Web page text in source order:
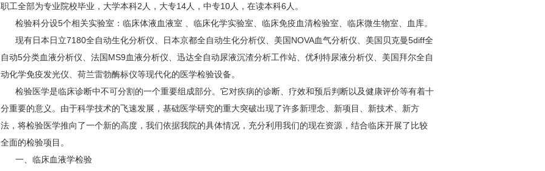
职工全部为专业院校毕业，大学本科2人，大专14人，中专10人，在读本科6人。
检验科分设5个相关实验室：临床体液血液室 、临床化学实验室、临床免疫血清检验室、临床微生物室、血库。
现有日本日立7180全自动生化分析仪、日本京都全自动生化分析仪、美国NOVA血气分析仪、美国贝克曼5diff全
自动5分类血液分析仪、法国MS9血液分析仪、迅达全自动尿液沉渣分析工作站、优利特尿液分析仪、美国拜尔全自
动化学免疫发光仪、荷兰雷勃酶标仪等现代化的医学检验设备。
检验医学是临床诊断中不可分割的一个重要组成部分。它对疾病的诊断、疗效和预后判断以及健康评价等有着十
分重要的意义。由于科学技术的飞速发展，基础医学研究的重大突破出现了许多新理念、新项目、新技术、新方
法，将检验医学推向了一个新的高度，我们依据我院的具体情况，充分利用我们的现在资源，结合临床开展了比较
全面的检验项目。
一、临床血液学检验